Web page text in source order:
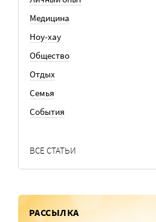
Медицина
Ноу-хау
Общество
Отдых
Семья
События
ВСЕ СТАТЬИ
РАССЫЛКА